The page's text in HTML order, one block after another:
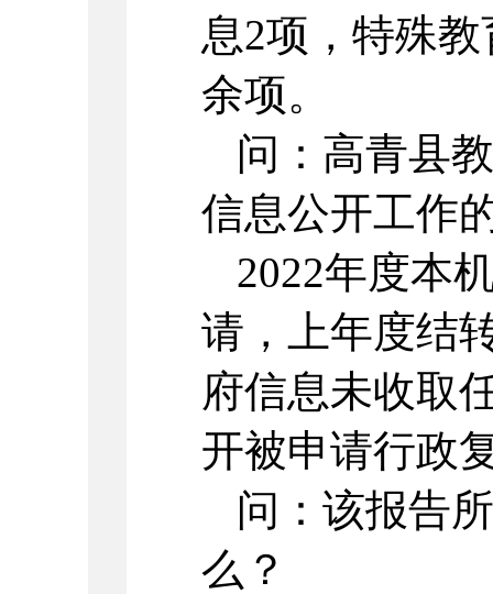
息2项，特殊
余项。
问：高青县
信息公开工作
2022年度本
请，上年度结
府信息未收取
开被申请行政
问：该报告
么？